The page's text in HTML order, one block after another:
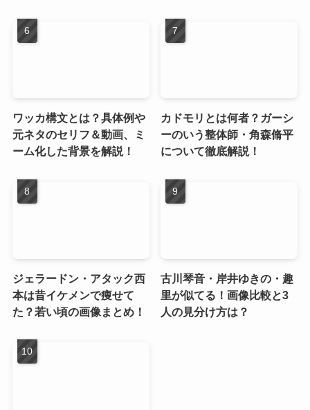
ワッカ構文とは？具体例や
元ネタのセリフ＆動画、ミ
ーム化した背景を解説！
カドモリとは何者？ガーシ
ーのいう整体師・角森脩平
について徹底解説！
ジェラードン・アタック西
本は昔イケメンで痩せて
た？若い頃の画像まとめ！
古川琴音・岸井ゆきの・趣
里が似てる！画像比較と3
人の見分け方は？